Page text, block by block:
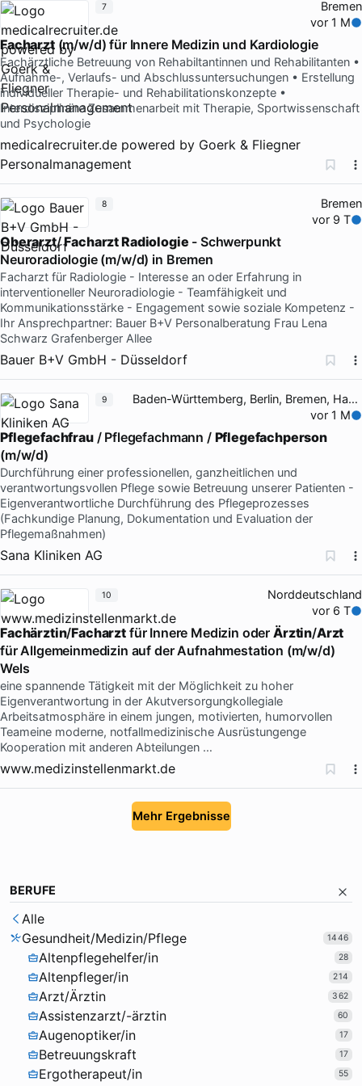
Bremen
vor 1 M
Facharzt(m/w/d) für Innere Medizin und Kardiologie
Fachärztliche Betreuung von Rehabiltantinnen und Rehabilitanten •
Aufnahme-, Verlaufs- und Abschlussuntersuchungen • Erstellung
individueller Therapie- und Rehabilitationskonzepte •
Interdisziplinäre Zusammenarbeit mit Therapie, Sportwissenschaft
und Psychologie
medicalrecruiter.de powered by Goerk & Fliegner
Personalmanagement
7
Bremen
vor 9 T
Oberarzt/Facharzt Radiologie - Schwerpunkt
Neuroradiologie (m/w/d) in Bremen
Facharzt für Radiologie - Interesse an oder Erfahrung in
interventioneller Neuroradiologie - Teamfähigkeit und
Kommunikationsstärke - Engagement sowie soziale Kompetenz -
Ihr Ansprechpartner: Bauer B+V Personalberatung Frau Lena
Schwarz Grafenberger Allee
Bauer B+V GmbH - Düsseldorf
8
Baden-Württemberg, Berlin, Bremen, Hamburg
vor 1 M
Pflegefachfrau/ Pflegefachmann / Pflegefachperson
(m/w/d)
Durchführung einer professionellen, ganzheitlichen und
verantwortungsvollen Pflege sowie Betreuung unserer Patienten -
Eigenverantwortliche Durchführung des Pflegeprozesses
(Fachkundige Planung, Dokumentation und Evaluation der
Pflegemaßnahmen)
Sana Kliniken AG
9
Norddeutschland
vor 6 T
Fachärztin/Facharztfür Innere Medizin oder Ärztin/Arzt
für Allgemeinmedizin auf der Aufnahmestation (m/w/d)
Wels
eine spannende Tätigkeit mit der Möglichkeit zu hoher
Eigenverantwortung in der Akutversorgungkollegiale
Arbeitsatmosphäre in einem jungen, motivierten, humorvollen
Teameine moderne, notfallmedizinische Ausrüstungenge
Kooperation mit anderen Abteilungen …
www.medizinstellenmarkt.de
10
Mehr Ergebnisse
BERUFE
Alle
Gesundheit/Medizin/Pflege
1446
Altenpflegehelfer/in 28
Altenpfleger/in 214
Arzt/Ärztin 362
Assistenzarzt/-ärztin 60
Augenoptiker/in 17
Betreuungskraft 17
Ergotherapeut/in 55